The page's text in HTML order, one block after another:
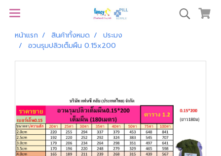
หน้าแรก สินค้าทั้งหมด
ประมง
อวนรุมปลิวเต็มผืน 0.15x200